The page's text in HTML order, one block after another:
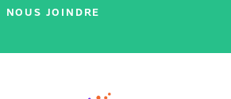
NOUS JOINDRE